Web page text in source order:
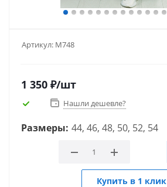
Артикул: М748
1 350 ₽/шт
Нашли дешевле?
Размеры: 44, 46, 48, 50, 52, 54
Купить в 1 клик